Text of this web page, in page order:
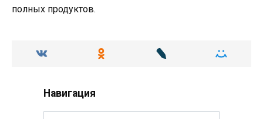
полных продуктов.
Навигация